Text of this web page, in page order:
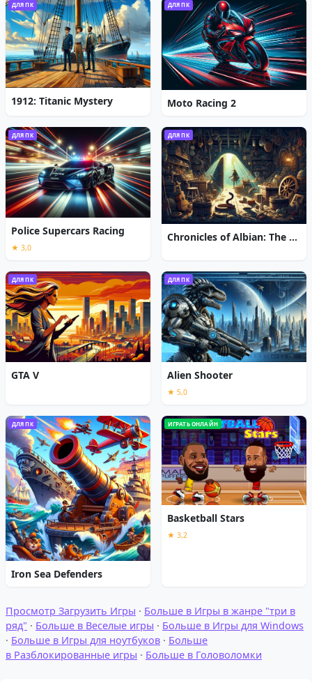
ДЛЯ ПК
1912: Titanic Mystery
ДЛЯ ПК
Moto Racing 2
ДЛЯ ПК
Police Supercars Racing
★ 3,0
ДЛЯ ПК
Chronicles of Albian: The Magic Convention
ДЛЯ ПК
GTA V
ДЛЯ ПК
Alien Shooter
★ 5,0
ДЛЯ ПК
Iron Sea Defenders
ИГРАТЬ ОНЛАЙН
Basketball Stars
★ 3,2
Просмотр Загрузить Игры · Больше в Игры в жанре "три в
ряд" · Больше в Веселые игры · Больше в Игры для Windows
· Больше в Игры для ноутбуков · Больше
в Разблокированные игры · Больше в Головоломки